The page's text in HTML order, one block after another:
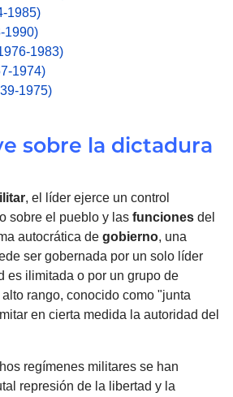
1985)
1990)
1983)
1974)
1975)
sobre la dictadura
, el líder ejerce un control
sobre el pueblo y las funciones del
autocrática de gobierno, una
ser gobernada por un solo líder
es ilimitada o por un grupo de
rango, conocido como "junta
en cierta medida la autoridad del
regímenes militares se han
represión de la libertad y la